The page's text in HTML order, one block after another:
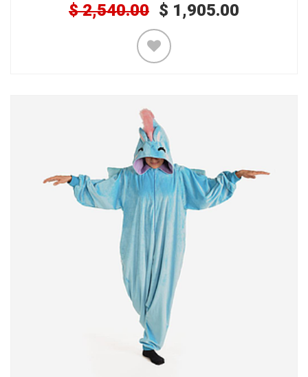
$2,540.00 $ 1,905.00